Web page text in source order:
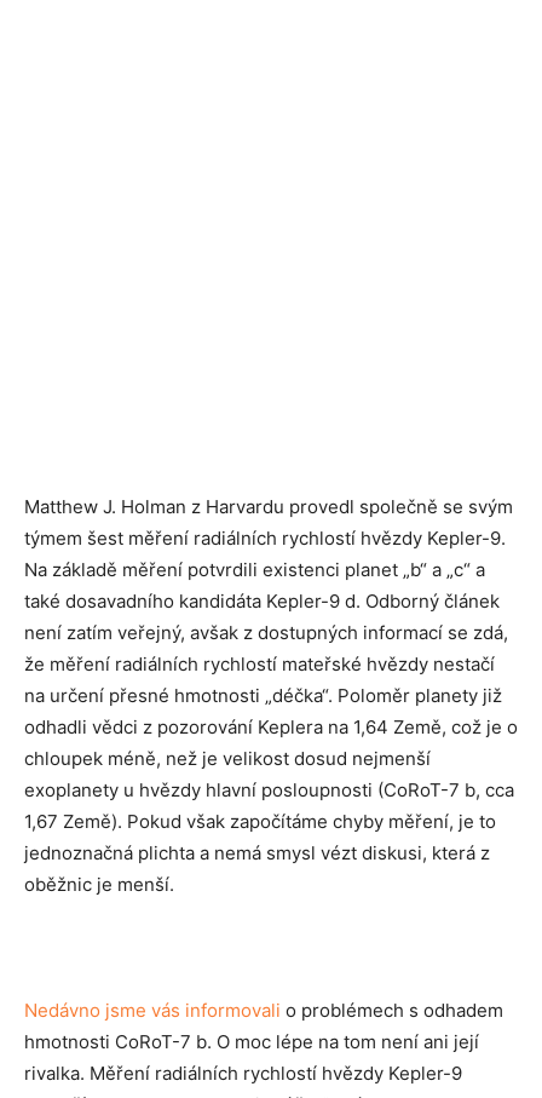
Matthew J. Holman z Harvardu provedl společně se svým
týmem šest měření radiálních rychlostí hvězdy Kepler-9.
Na základě měření potvrdili existenci planet „b“ a „c“ a
také dosavadního kandidáta Kepler-9 d. Odborný článek
není zatím veřejný, avšak z dostupných informací se zdá,
že měření radiálních rychlostí mateřské hvězdy nestačí
na určení přesné hmotnosti „déčka“. Poloměr planety již
odhadli vědci z pozorování Keplera na 1,64 Země, což je o
chloupek méně, než je velikost dosud nejmenší
exoplanety u hvězdy hlavní posloupnosti (CoRoT-7 b, cca
1,67 Země). Pokud však započítáme chyby měření, je to
jednoznačná plichta a nemá smysl vézt diskusi, která z
oběžnic je menší.
Nedávno jsme vás informovali o problémech s odhadem
hmotnosti CoRoT-7 b. O moc lépe na tom není ani její
rivalka. Měření radiálních rychlostí hvězdy Kepler-9